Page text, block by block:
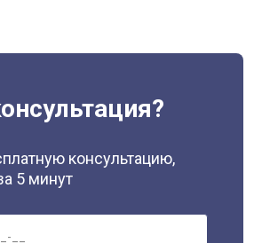
консультацию,
5 минут